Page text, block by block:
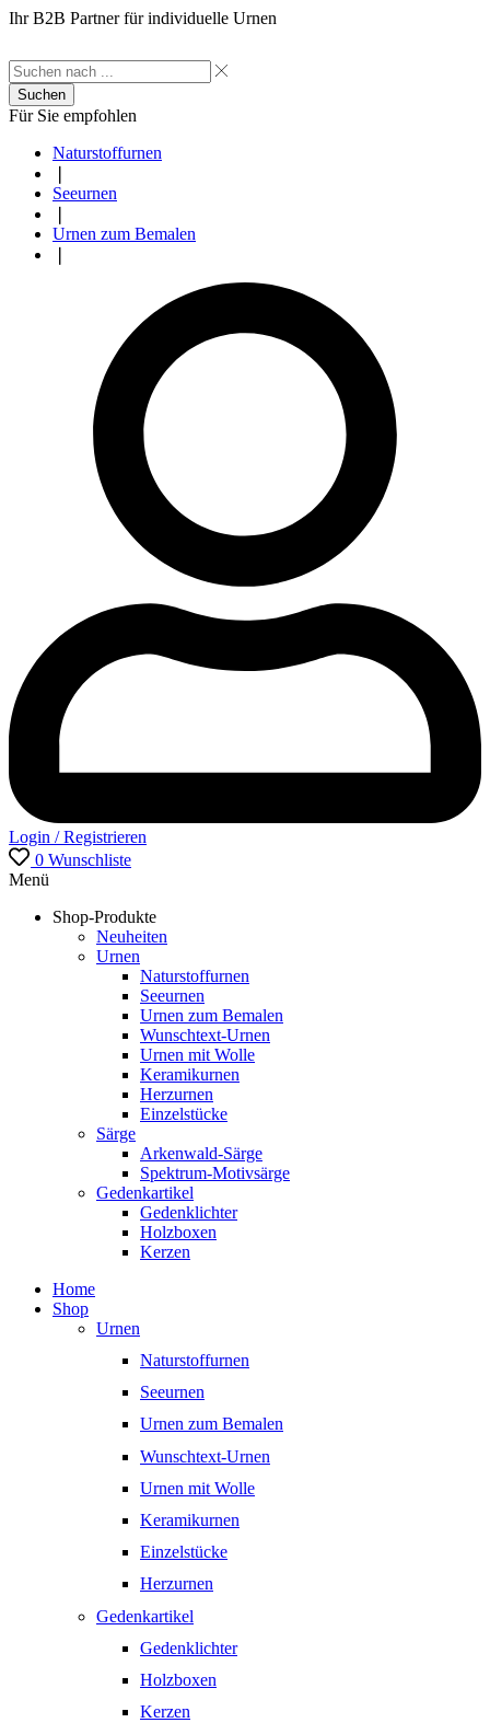
Ihr B2B Partner für individuelle Urnen
Suchen
Für Sie empfohlen
Naturstoffurnen
Seeurnen
Urnen zum Bemalen
Login / Registrieren
0 Wunschliste
Menü
Shop-Produkte
Neuheiten
Urnen
Naturstoffurnen
Seeurnen
Urnen zum Bemalen
Wunschtext-Urnen
Urnen mit Wolle
Keramikurnen
Herzurnen
Einzelstücke
Särge
Arkenwald-Särge
Spektrum-Motivsärge
Gedenkartikel
Gedenklichter
Holzboxen
Kerzen
Home
Shop
Urnen
Naturstoffurnen
Seeurnen
Urnen zum Bemalen
Wunschtext-Urnen
Urnen mit Wolle
Keramikurnen
Einzelstücke
Herzurnen
Gedenkartikel
Gedenklichter
Holzboxen
Kerzen